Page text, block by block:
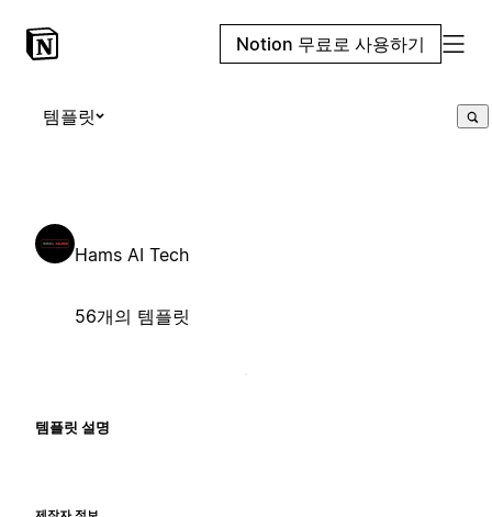
Notion 무료로 사용하기
템플릿
Hams AI Tech
56개의 템플릿
템플릿 설명